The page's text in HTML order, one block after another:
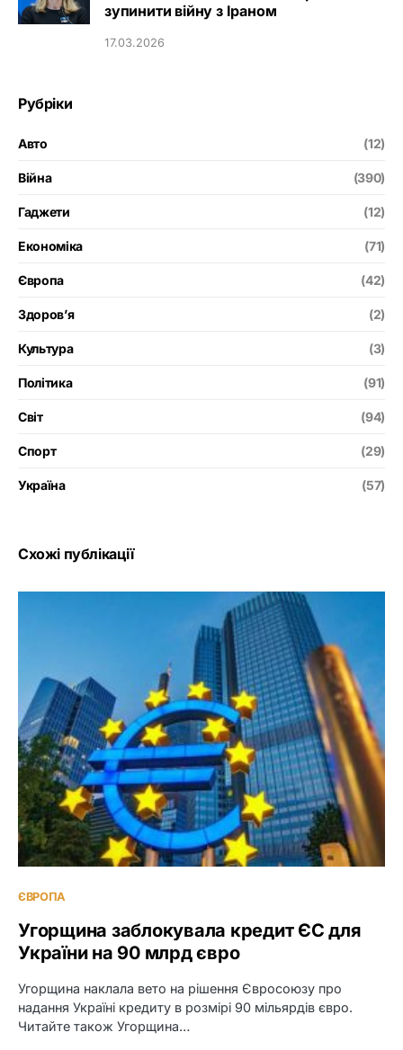
зупинити війну з Іраном
17.03.2026
Рубріки
Авто (12)
Війна (390)
Гаджети (12)
Економіка (71)
Європа (42)
Здоров’я (2)
Культура (3)
Політика (91)
Світ (94)
Спорт (29)
Україна (57)
Схожі публікації
ЄВРОПА
Угорщина заблокувала кредит ЄС для
України на 90 млрд євро
Угорщина наклала вето на рішення Євросоюзу про
надання Україні кредиту в розмірі 90 мільярдів євро.
Читайте також Угорщина…